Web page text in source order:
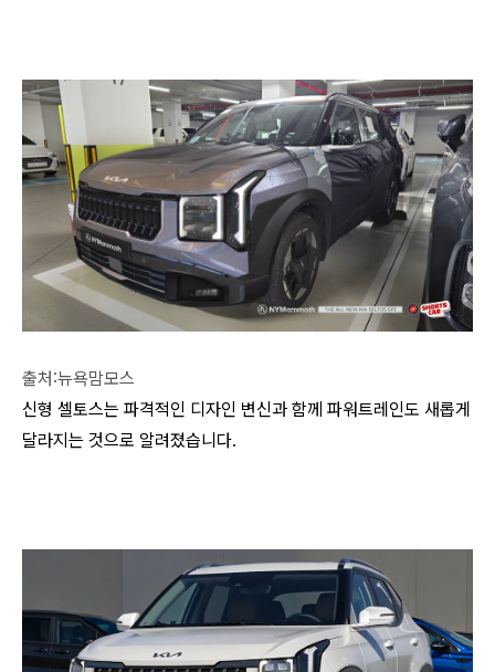
출처:뉴욕맘모스
신형 셀토스는 파격적인 디자인 변신과 함께 파워트레인도 새롭게
달라지는 것으로 알려졌습니다.